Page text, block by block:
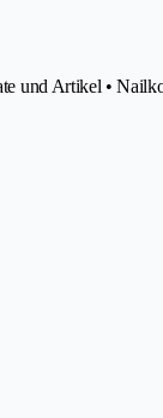
und Artikel •